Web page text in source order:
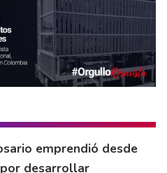
emprendió desde
desarrollar